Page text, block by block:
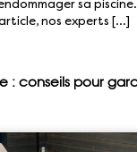
sa
nos experts […]
: conseils pour